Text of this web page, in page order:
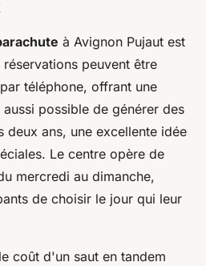
à Avignon Pujaut est
peuvent être
téléphone, offrant une
possible de générer des
deux ans, une excellente idée
Le centre opère de
mercredi au dimanche,
de choisir le jour qui leur
coût d'un saut en tandem